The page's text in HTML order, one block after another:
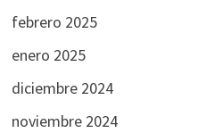
febrero 2025
enero 2025
diciembre 2024
noviembre 2024